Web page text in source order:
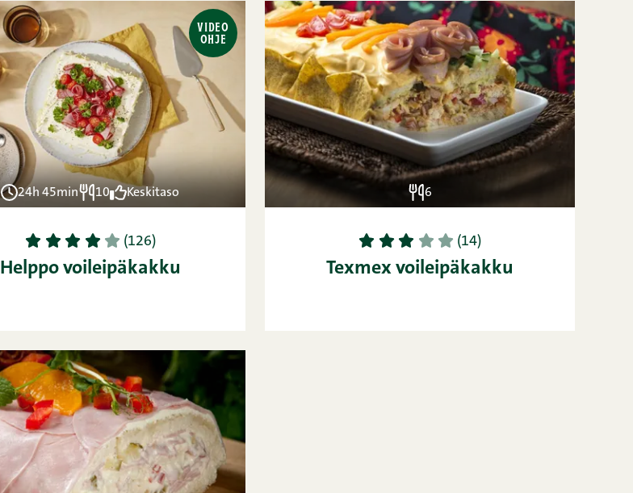
VIDEO
OHJE
24h 45min 10 Keskitaso
1 2 3 4 5 (126)
Helppo voileipäkakku
6
1 2 3 4 5 (14)
Texmex voileipäkakku